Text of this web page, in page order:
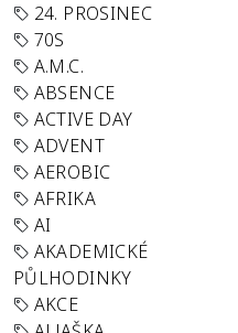
24. PROSINEC
70S
A.M.C.
ABSENCE
ACTIVE DAY
ADVENT
AEROBIC
AFRIKA
AI
AKADEMICKÉ
PŮLHODINKY
AKCE